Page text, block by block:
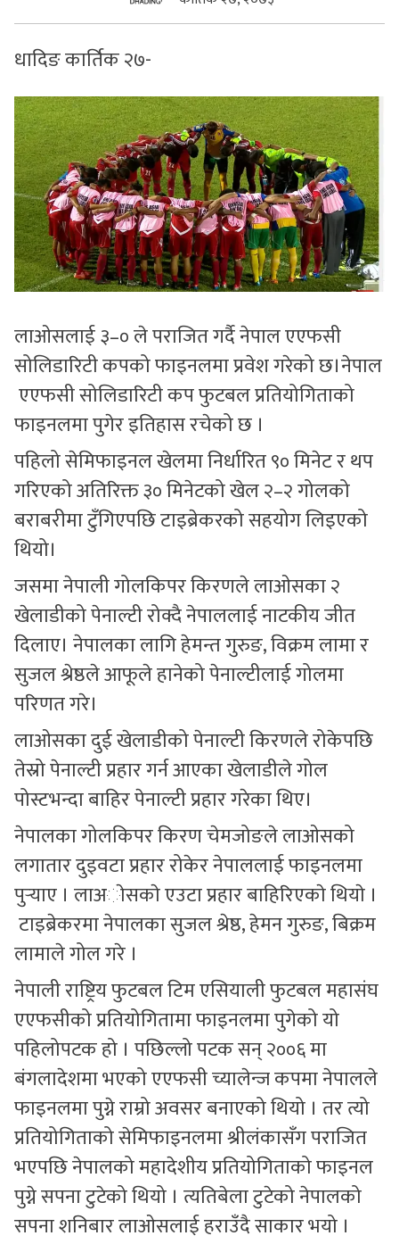
सुचनाहरु
स्वास्थ्य
भिडियो
धादिङ कार्तिक २७-
लाओसलाई ३–० ले पराजित गर्दै नेपाल एएफसी
सोलिडारिटी कपको फाइनलमा प्रवेश गरेको छ।नेपाल
एएफसी सोलिडारिटी कप फुटबल प्रतियोगिताको
फाइनलमा पुगेर इतिहास रचेको छ ।
पहिलो सेमिफाइनल खेलमा निर्धारित ९० मिनेट र थप
गरिएको अतिरिक्त ३० मिनेटको खेल २–२ गोलको
बराबरीमा टुँगिएपछि टाइब्रेकरको सहयोग लिइएको
थियो।
जसमा नेपाली गोलकिपर किरणले लाओसका २
खेलाडीको पेनाल्टी रोक्दै नेपाललाई नाटकीय जीत
दिलाए। नेपालका लागि हेमन्त गुरुङ, विक्रम लामा र
सुजल श्रेष्ठले आफूले हानेको पेनाल्टीलाई गोलमा
परिणत गरे।
लाओसका दुई खेलाडीको पेनाल्टी किरणले रोकेपछि
तेस्रो पेनाल्टी प्रहार गर्न आएका खेलाडीले गोल
पोस्टभन्दा बाहिर पेनाल्टी प्रहार गरेका थिए।
नेपालका गोलकिपर किरण चेमजोङले लाओसको
लगातार दुइवटा प्रहार रोकेर नेपाललाई फाइनलमा
पुर्‍याए । लाअाेसकाे एउटा प्रहार बाहिरिएकाे थियाे ।
टाइब्रेकरमा नेपालका सुजल श्रेष्ठ, हेमन गुरुङ, बिक्रम
लामाले गोल गरे ।
नेपाली राष्ट्रिय फुटबल टिम एसियाली फुटबल महासंघ
एएफसीको प्रतियोगितामा फाइनलमा पुगेको यो
पहिलोपटक हो । पछिल्लो पटक सन् २००६ मा
बंगलादेशमा भएको एएफसी च्यालेन्ज कपमा नेपालले
फाइनलमा पुग्ने राम्रो अवसर बनाएको थियो । तर त्यो
प्रतियोगिताको सेमिफाइनलमा श्रीलंकासँग पराजित
भएपछि नेपालको महादेशीय प्रतियोगिताको फाइनल
पुग्ने सपना टुटेको थियो । त्यतिबेला टुटेको नेपालको
सपना शनिबार लाओसलाई हराउँदै साकार भयो ।